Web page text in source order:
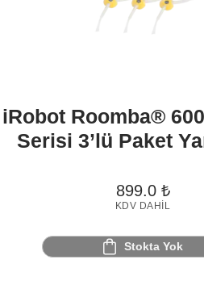
iRobot Roomba®
Serisi 3’lü Paket
899.0 ₺
KDV DAHIL
Stokta Yok